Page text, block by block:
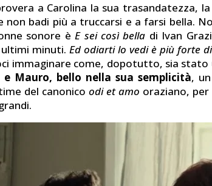
a Carolina la sua trasandatezza,
non badi più a truccarsi e a farsi bella.
sonore èE sei così bella di Ivan
minuti. Ed odiarti lo vedi è più forte
immaginare come, dopotutto, sia stato
e Mauro, bello nella sua semplicità,
del canonicoodi et amo oraziano, per